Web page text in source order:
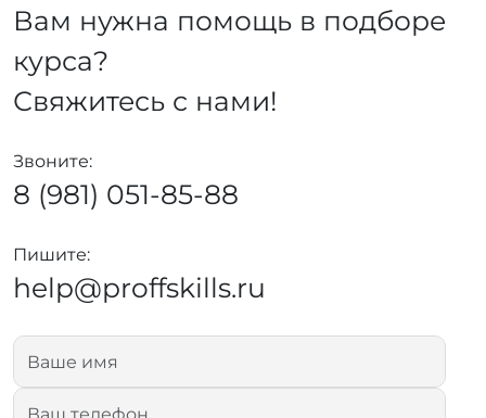
Вам нужна помощь в подборе
курса?
Свяжитесь с нами!
Звоните:
8 (981) 051-85-88
Пишите:
help@proffskills.ru